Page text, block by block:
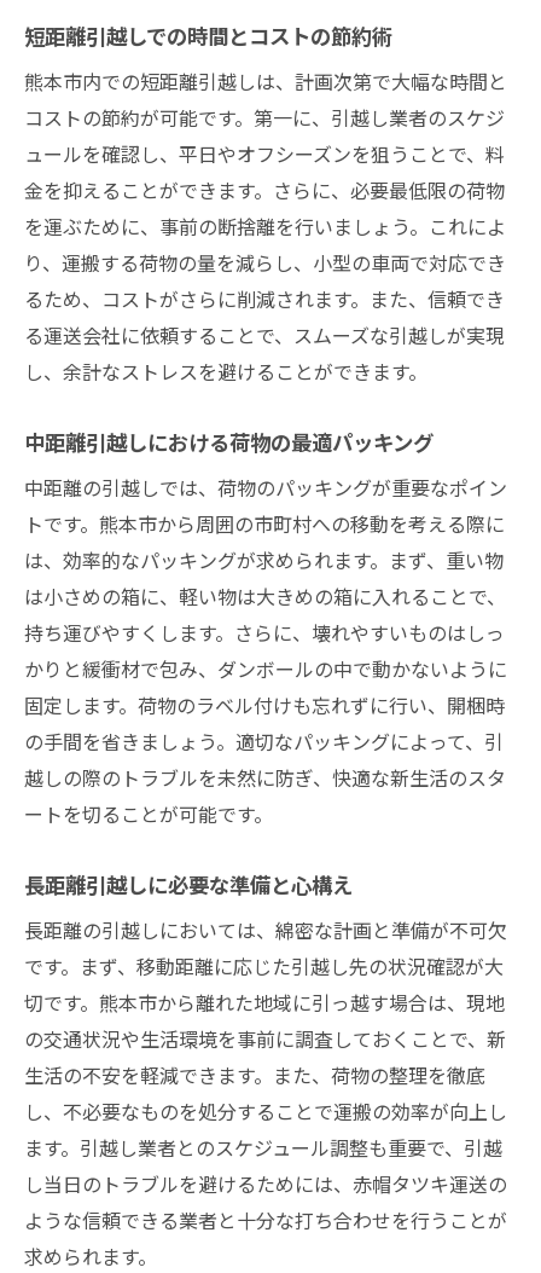
ニングの秘訣
距離に応じた見積もりの比較と選び方
熊本市での地域特性を活かした効率的な引
越し計画
引越し先との距離を考えた荷造りのポイン
ト
時短を実現するための移動距離の工夫
距離に基づく引越しコストの削減方法
イス
赤帽タツキ運送が教える熊本市での距離を活か
した引越し術
短距離引越しのメリットを最大限に活かす
方法
中距離引越しでの効率的な荷物の運搬テク
ニック
長距離引越しをスムーズに進めるための準
備
距離に応じた引越しプラン選びのポイント
ノウハウ
熊本市での距離を考慮した引越し成功事例
熊本市での引越しを成功させるための距離に応
じた戦略
短距離引越しでの効率化戦略とその実践
中距離引越しに必要な計画と戦略の立て方
長距離引越しの成功を左右する要因と対策
距離別に考える引越しの段取り計画
引越し距離に応じたリスク管理の重要性
熊本市で距離を考慮した引越しの戦略的見
短距離引越しでの時間とコストの節約術
熊本市内での短距離引越しは、計画次第で大幅な時間と
コストの節約が可能です。第一に、引越し業者のスケジ
ュールを確認し、平日やオフシーズンを狙うことで、料
金を抑えることができます。さらに、必要最低限の荷物
を運ぶために、事前の断捨離を行いましょう。これによ
り、運搬する荷物の量を減らし、小型の車両で対応でき
るため、コストがさらに削減されます。また、信頼でき
る運送会社に依頼することで、スムーズな引越しが実現
し、余計なストレスを避けることができます。
中距離引越しにおける荷物の最適パッキング
中距離の引越しでは、荷物のパッキングが重要なポイン
トです。熊本市から周囲の市町村への移動を考える際に
は、効率的なパッキングが求められます。まず、重い物
は小さめの箱に、軽い物は大きめの箱に入れることで、
持ち運びやすくします。さらに、壊れやすいものはしっ
かりと緩衝材で包み、ダンボールの中で動かないように
固定します。荷物のラベル付けも忘れずに行い、開梱時
の手間を省きましょう。適切なパッキングによって、引
越しの際のトラブルを未然に防ぎ、快適な新生活のスタ
ートを切ることが可能です。
長距離引越しに必要な準備と心構え
長距離の引越しにおいては、綿密な計画と準備が不可欠
です。まず、移動距離に応じた引越し先の状況確認が大
切です。熊本市から離れた地域に引っ越す場合は、現地
の交通状況や生活環境を事前に調査しておくことで、新
生活の不安を軽減できます。また、荷物の整理を徹底
し、不必要なものを処分することで運搬の効率が向上し
ます。引越し業者とのスケジュール調整も重要で、引越
し当日のトラブルを避けるためには、赤帽タツキ運送の
ような信頼できる業者と十分な打ち合わせを行うことが
求められます。